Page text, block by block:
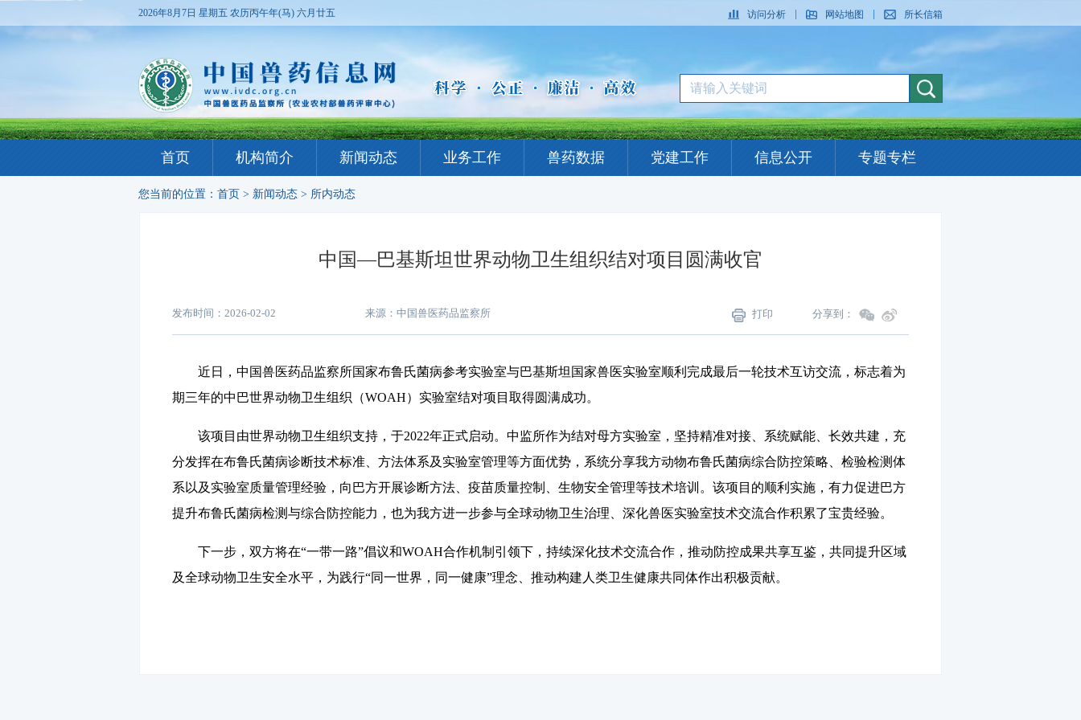
2026年8月7日 星期五 农历丙午年(马) 六月廿五 访问分析 网站地图 所长信箱
首页 机构简介 新闻动态 业务工作 兽药数据 党建工作 信息公开 专题专栏
您当前的位置： 首页 > 新闻动态 > 所内动态
中国—巴基斯坦世界动物卫生组织结对项目圆满收官
发布时间：2026-02-02 来源：中国兽医药品监察所 分享到：
打印
近日，中国兽医药品监察所国家布鲁氏菌病参考实验室与巴基斯坦国家兽医实验室顺利完成最后一轮技术互访交流，标志着为
期三年的中巴世界动物卫生组织（WOAH）实验室结对项目取得圆满成功。
该项目由世界动物卫生组织支持，于2022年正式启动。中监所作为结对母方实验室，坚持精准对接、系统赋能、长效共建，充
分发挥在布鲁氏菌病诊断技术标准、方法体系及实验室管理等方面优势，系统分享我方动物布鲁氏菌病综合防控策略、检验检测体
系以及实验室质量管理经验，向巴方开展诊断方法、疫苗质量控制、生物安全管理等技术培训。该项目的顺利实施，有力促进巴方
提升布鲁氏菌病检测与综合防控能力，也为我方进一步参与全球动物卫生治理、深化兽医实验室技术交流合作积累了宝贵经验。
下一步，双方将在“一带一路”倡议和WOAH合作机制引领下，持续深化技术交流合作，推动防控成果共享互鉴，共同提升区域
及全球动物卫生安全水平，为践行“同一世界，同一健康”理念、推动构建人类卫生健康共同体作出积极贡献。